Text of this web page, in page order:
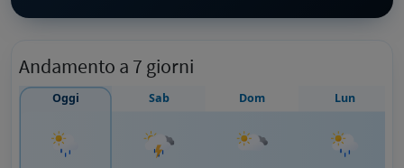
Andamento a 7 giorni
Oggi Sab Dom Lun